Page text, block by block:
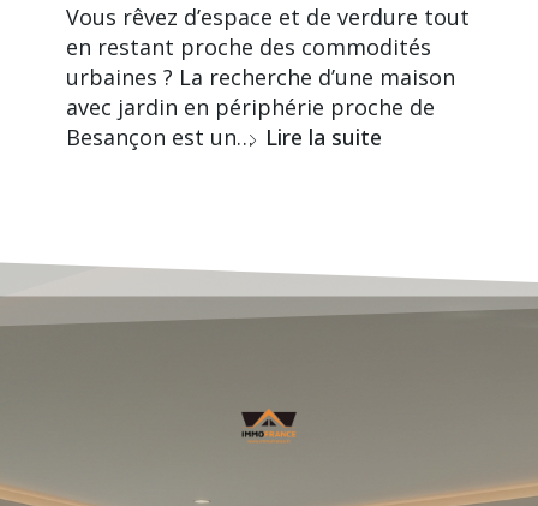
Vous rêvez d’espace et de verdure tout
en restant proche des commodités
urbaines ? La recherche d’une maison
avec jardin en périphérie proche de
Besançon est un… Lire la suite